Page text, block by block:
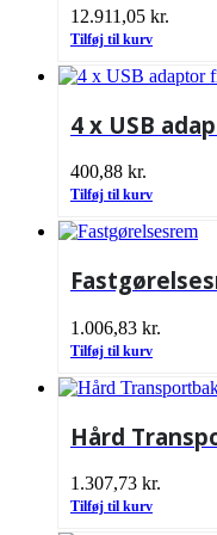
12.911,05 kr.
Tilføj til kurv
4 x USB
400,88 kr.
Tilføj til kurv
1.006,83 kr.
Tilføj til kurv
Hård
1.307,73 kr.
Tilføj til kurv